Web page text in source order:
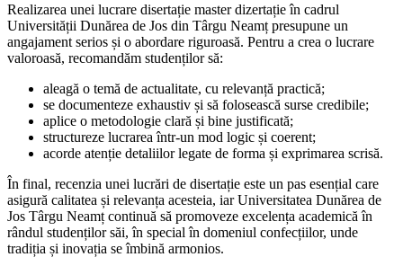
Realizarea unei lucrare disertație master dizertație în cadrul
Universității Dunărea de Jos din Târgu Neamț presupune un
angajament serios și o abordare riguroasă. Pentru a crea o lucrare
valoroasă, recomandăm studenților să:
aleagă o temă de actualitate, cu relevanță practică;
se documenteze exhaustiv și să folosească surse credibile;
aplice o metodologie clară și bine justificată;
structureze lucrarea într-un mod logic și coerent;
acorde atenție detaliilor legate de forma și exprimarea scrisă.
În final, recenzia unei lucrări de disertație este un pas esențial care
asigură calitatea și relevanța acesteia, iar Universitatea Dunărea de
Jos Târgu Neamț continuă să promoveze excelența academică în
rândul studenților săi, în special în domeniul confecțiilor, unde
tradiția și inovația se îmbină armonios.